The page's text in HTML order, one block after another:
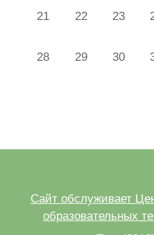
Нет событий,
21 Нет событий,
22 Нет
23
Нет событий,
28 Нет событий,
29 Нет
30
Сайт обслуживает
образовательных